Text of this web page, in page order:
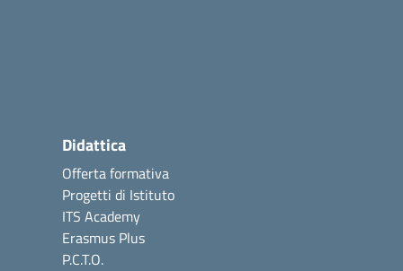
Didattica
Offerta formativa
Progetti di Istituto
ITS Academy
Erasmus Plus
P.C.T.O.